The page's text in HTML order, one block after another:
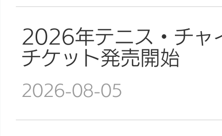
2026年テニス・チャ
チケット発売開始
2026-08-05